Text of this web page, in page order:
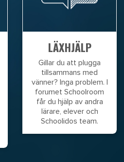
LÄXHJÄLP
Gillar du att plugga
tillsammans med
vänner? Inga problem. I
forumet Schoolroom
får du hjälp av andra
lärare, elever och
Schoolidos team.